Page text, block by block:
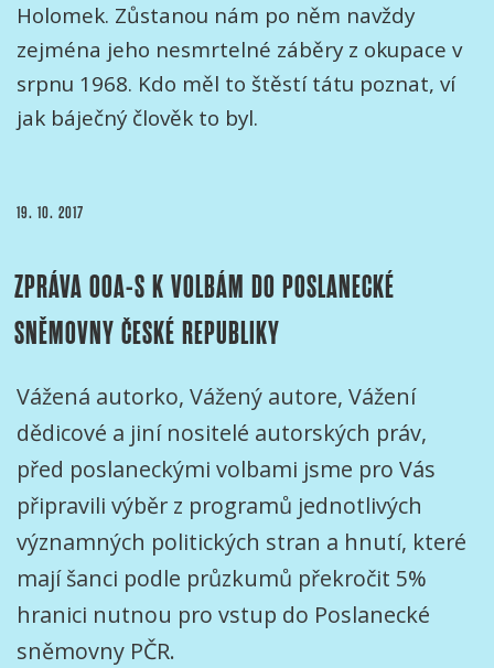
Holomek. Zůstanou nám po něm navždy
zejména jeho nesmrtelné záběry z okupace v
srpnu 1968. Kdo měl to štěstí tátu poznat, ví
jak báječný člověk to byl.
PUBLIKOVÁNO
19. 10. 2017
ZPRÁVA OOA-S K VOLBÁM DO POSLANECKÉ
SNĚMOVNY ČESKÉ REPUBLIKY
Vážená autorko, Vážený autore, Vážení
dědicové a jiní nositelé autorských práv,
před poslaneckými volbami jsme pro Vás
připravili výběr z programů jednotlivých
významných politických stran a hnutí, které
mají šanci podle průzkumů překročit 5%
hranici nutnou pro vstup do Poslanecké
sněmovny PČR.